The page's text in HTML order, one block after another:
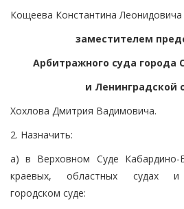
Кощеева Константина Леонидовича
заместителем
Арбитражного суда города
и Ленинградской
Хохлова Дмитрия Вадимовича.
2. Назначить:
а) в Верховном Суде Кабардино-
краевых, областных судах и
городском суде: